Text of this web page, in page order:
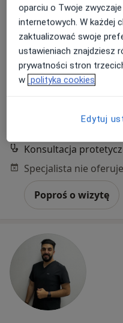
lek. dent. Ewelina
Stomatolog·Więcej
ul. Bystrzańska 94,
DentistiQ Centrum
Konsultacja
Poproś o wizytę
oparciu o Twoje
internetowych. W każdej
zaktualizować swoje
ustawieniach znajdziesz
prywatności stron
w polityka cookies
Edytuj